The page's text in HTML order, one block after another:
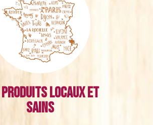
produits locaux et
sains